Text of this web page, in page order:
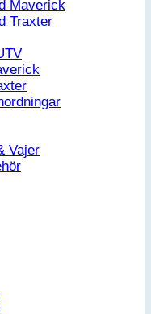
Maverick
Traxter
Vajer